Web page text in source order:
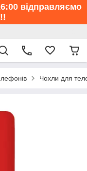
відправляємо
Чохли для